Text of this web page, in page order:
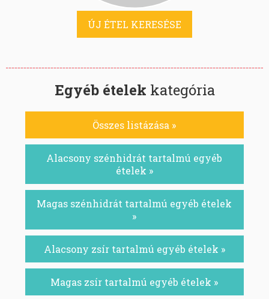
ÚJ ÉTEL KERESÉSE
Egyéb ételek kategória
Összes listázása »
Alacsony szénhidrát tartalmú egyéb
ételek »
Magas szénhidrát tartalmú egyéb ételek
»
Alacsony zsír tartalmú egyéb ételek »
Magas zsír tartalmú egyéb ételek »